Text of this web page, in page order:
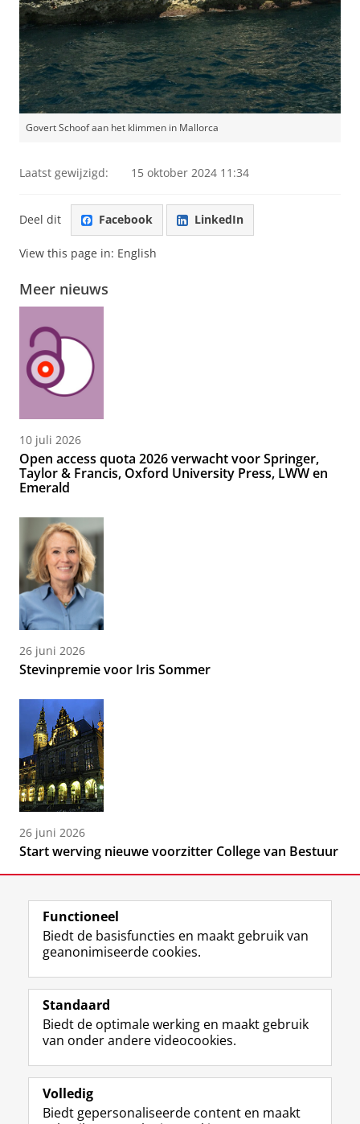
Govert Schoof aan het klimmen in Mallorca
Laatst gewijzigd: 15 oktober 2024 11:34
Deel dit Facebook LinkedIn
View this page in: English
Meer nieuws
10 juli 2026
Open access quota 2026 verwacht voor Springer,
Taylor & Francis, Oxford University Press, LWW en
Emerald
26 juni 2026
Stevinpremie voor Iris Sommer
26 juni 2026
Start werving nieuwe voorzitter College van Bestuur
Volg de RUG
F
a
e
b
o
p
L
i
k
e
I
-
R
S
-
f
e
R
I
n
t
r
m
Y
o
T
e
k
Studiekiezers
Alumni
Over ons
Functioneel
Biedt de basisfuncties en maakt gebruik van
geanonimiseerde cookies.
Standaard
Biedt de optimale werking en maakt gebruik
van onder andere videocookies.
Volledig
Biedt gepersonaliseerde content en maakt